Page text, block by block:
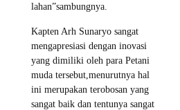
lahan”sambungnya.
Kapten Arh Sunaryo sangat
mengapresiasi dengan inovasi
yang dimiliki oleh para Petani
muda tersebut,menurutnya hal
ini merupakan terobosan yang
sangat baik dan tentunya sangat